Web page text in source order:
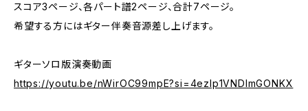
スコア3ページ、各パート譜2ページ、合計7ページ。
希望する方にはギター伴奏音源差し上げます。
ギターソロ版演奏動画
https://youtu.be/nWirOC99mpE?si=4ezIp1VNDlmGONKX